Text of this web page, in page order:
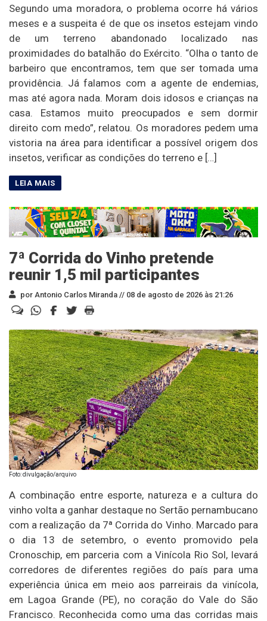
Segundo uma moradora, o problema ocorre há vários
meses e a suspeita é de que os insetos estejam vindo
de um terreno abandonado localizado nas
proximidades do batalhão do Exército. “Olha o tanto de
barbeiro que encontramos, tem que ser tomada uma
providência. Já falamos com a agente de endemias,
mas até agora nada. Moram dois idosos e crianças na
casa. Estamos muito preocupados e sem dormir
direito com medo”, relatou. Os moradores pedem uma
vistoria na área para identificar a possível origem dos
insetos, verificar as condições do terreno e […]
7ª Corrida do Vinho pretende
reunir 1,5 mil participantes
por Antonio Carlos Miranda // 08 de agosto de 2026 às 21:26
Foto: divulgação/arquivo
A combinação entre esporte, natureza e a cultura do
vinho volta a ganhar destaque no Sertão pernambucano
com a realização da 7ª Corrida do Vinho. Marcado para
o dia 13 de setembro, o evento promovido pela
Cronoschip, em parceria com a Vinícola Rio Sol, levará
corredores de diferentes regiões do país para uma
experiência única em meio aos parreirais da vinícola,
em Lagoa Grande (PE), no coração do Vale do São
Francisco. Reconhecida como uma das corridas mais